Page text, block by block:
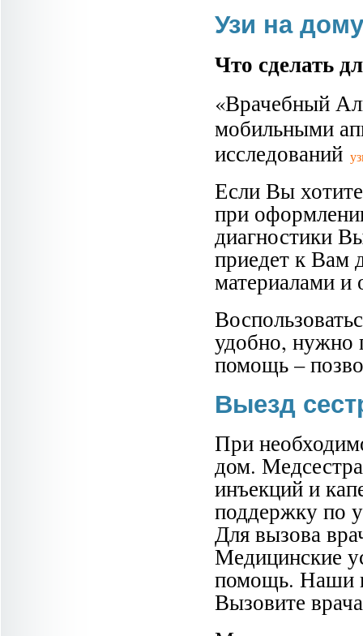
Узи на дому
Что сделать
«Врачебный
мобильными
исследований
Если Вы
при
диагностики
приедет к Вам
материалами и
удобно, нужно
помощь –
Выезд
При
дом.
инъекций и
поддержку по
Для вызова
Медицинские
помощь. Наши
Вызовите